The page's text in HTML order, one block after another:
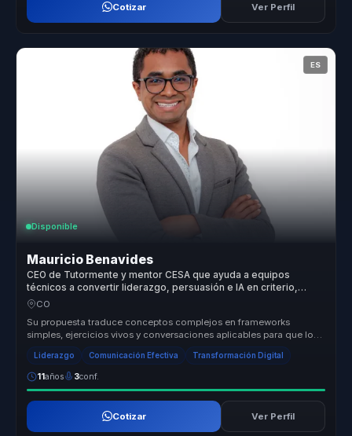
Cotizar Ver Perfil
ES
Disponible
Mauricio Benavides
CEO de Tutormente y mentor CESA que ayuda a equipos
técnicos a convertir liderazgo, persuasión e IA en criterio,
influencia y acción.
CO
Su propuesta traduce conceptos complejos en frameworks
simples, ejercicios vivos y conversaciones aplicables para que los
equipos convier...
Liderazgo Comunicación Efectiva Transformación Digital
11años 3conf.
Cotizar Ver Perfil